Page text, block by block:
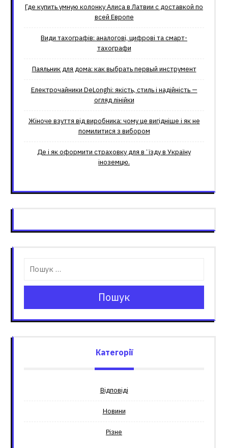
Где купить умную колонку Алиса в Латвии с доставкой по
всей Европе
Види тахографів: аналогові, цифрові та смарт-
тахографи
Паяльник для дома: как выбрать первый инструмент
Електрочайники DeLonghi: якість, стиль і надійність —
огляд лінійки
Жіноче взуття від виробника: чому це вигідніше і як не
помилитися з вибором
Де і як оформити страховку для вʼїзду в Україну
іноземцю.
Пошук
Категорії
Відповіді
Новини
Різне